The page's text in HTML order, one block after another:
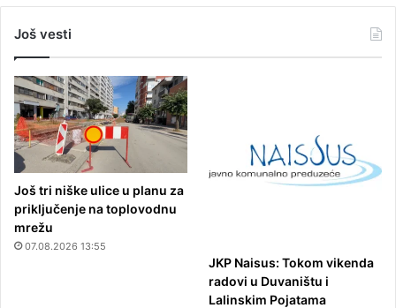
Još vesti
Još tri niške ulice u planu za
priključenje na toplovodnu
mrežu
07.08.2026 13:55
JKP Naisus: Tokom vikenda
radovi u Duvaništu i
Lalinskim Pojatama